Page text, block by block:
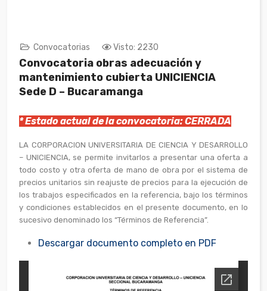
Convocatorias Visto: 2230
Convocatoria obras adecuación y
mantenimiento cubierta UNICIENCIA
Sede D – Bucaramanga
* Estado actual de la convocatoria: CERRADA
LA CORPORACION UNIVERSITARIA DE CIENCIA Y DESARROLLO
– UNICIENCIA, se permite invitarlos a presentar una oferta a
todo costo y otra oferta de mano de obra por el sistema de
precios unitarios sin reajuste de precios para la ejecución de
los trabajos especificados en la referencia, bajo los términos
y condiciones establecidos en el presente documento, en lo
sucesivo denominado los “Términos de Referencia”.
Descargar documento completo en PDF